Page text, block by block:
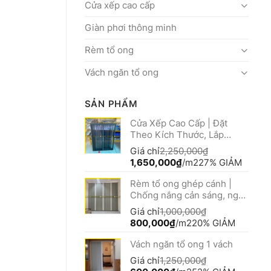
Cửa xếp cao cấp
Giàn phơi thông minh
Rèm tổ ong
Vách ngăn tổ ong
SẢN PHẨM
Cửa Xếp Cao Cấp | Đặt
Theo Kích Thước, Lắp
Nhanh
Giá chỉ2,250,000₫
Giá
là:
2,250,000₫.
1,650,000₫Giá
tại
là:
1,650,000₫.
/m227% GIẢM
Rèm tổ ong ghép cánh |
Chống nắng cản sáng, ngăn
lạnh
Giá chỉ1,000,000₫
Giá
là:
1,000,000₫.
800,000₫Giá
tại
là:
800,000₫.
/m220% GIẢM
Vách ngăn tổ ong 1 vách
Giá chỉ1,250,000₫